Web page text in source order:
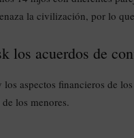
la civilización, por lo
los acuerdos de
aspectos financieros de
los menores.